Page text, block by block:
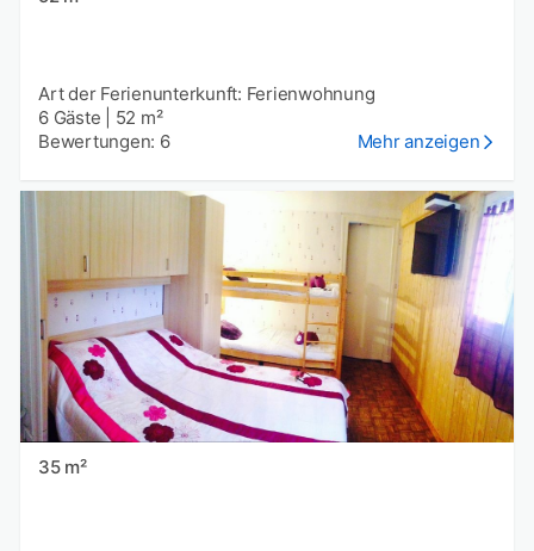
Art der Ferienunterkunft: Ferienwohnung
6 Gäste
52 m²
Bewertungen: 6
Mehr anzeigen
35 m²